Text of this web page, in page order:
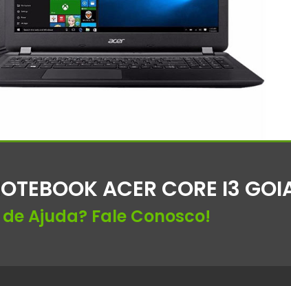
ACER CORE I3
Ajuda? Fale Conosco!